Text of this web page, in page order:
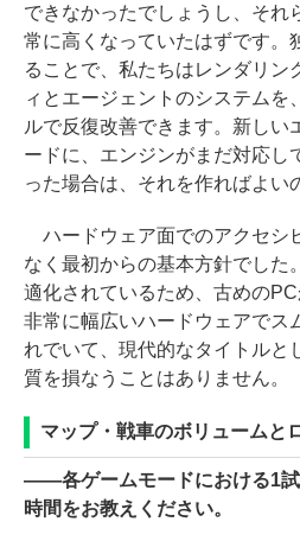
できなかったでしょうし、それ
常に高くなっていたはずです。
ることで、私たちはレンダリン
ィとエージェントのシステムを
ルで反復改善できます。新しい
ードに、エンジンがまだ対応し
った場合は、それを作ればよい
ハードウェア面でのアクセシ
なく最初からの基本方針でした
適化されているため、古めのPC
非常に幅広いハードウェアでス
れでいて、現代的なタイトルと
質を損なうことはありません。
マップ・戦車のボリュームと
――各ゲームモードにおける1
時間をお教えください。